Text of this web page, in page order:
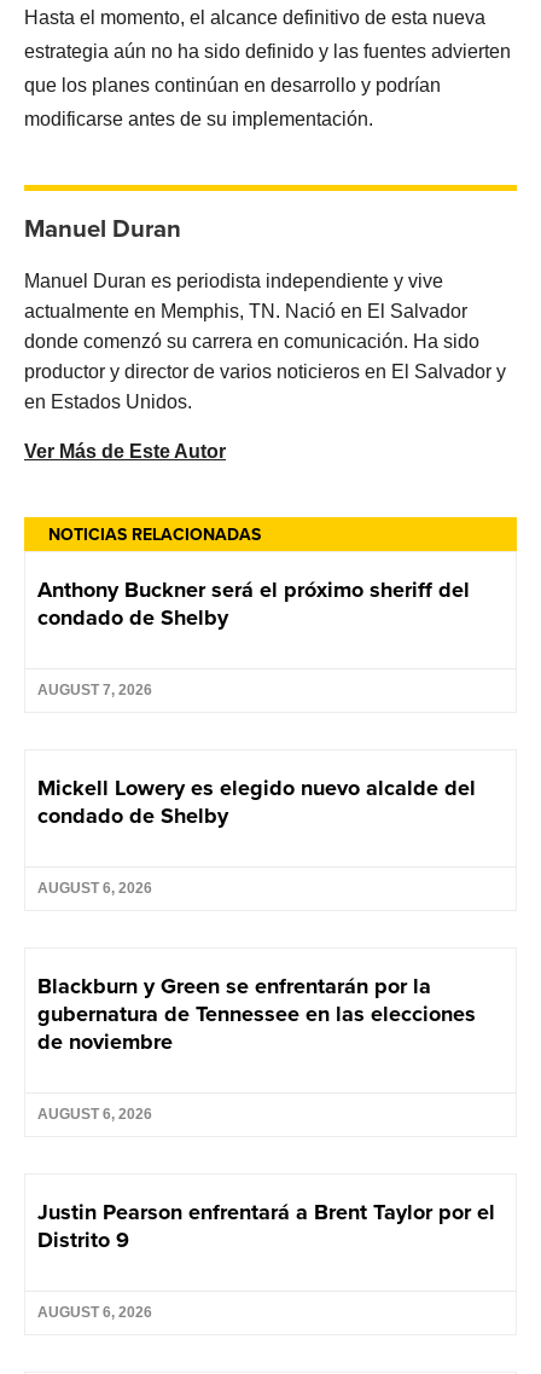
NOTICIAS RELACIONADAS
Anthony Buckner será el próximo sheriff del
condado de Shelby
AUGUST 7, 2026
Mickell Lowery es elegido nuevo alcalde del
condado de Shelby
AUGUST 6, 2026
Blackburn y Green se enfrentarán por la
gubernatura de Tennessee en las elecciones
de noviembre
AUGUST 6, 2026
Justin Pearson enfrentará a Brent Taylor por el
Distrito 9
AUGUST 6, 2026
Hasta el momento, el alcance definitivo de esta nueva
estrategia aún no ha sido definido y las fuentes advierten
que los planes continúan en desarrollo y podrían
modificarse antes de su implementación.
Manuel Duran
Manuel Duran es periodista independiente y vive
actualmente en Memphis, TN. Nació en El Salvador
donde comenzó su carrera en comunicación. Ha sido
productor y director de varios noticieros en El Salvador y
en Estados Unidos.
Ver Más de Este Autor